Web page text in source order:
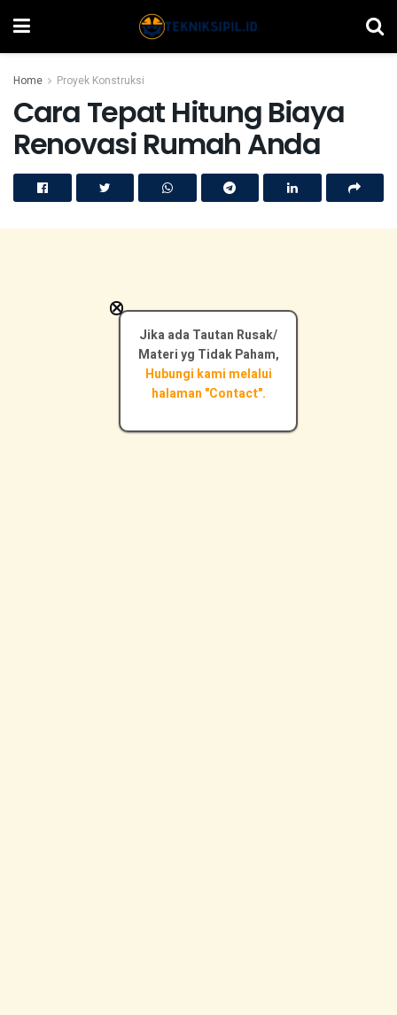
Home Proyek Konstruksi
Cara Tepat Hitung Biaya
Renovasi Rumah Anda
Jika ada Tautan Rusak/
Materi yg Tidak Paham,
Hubungi kami melalui
halaman "Contact".
×